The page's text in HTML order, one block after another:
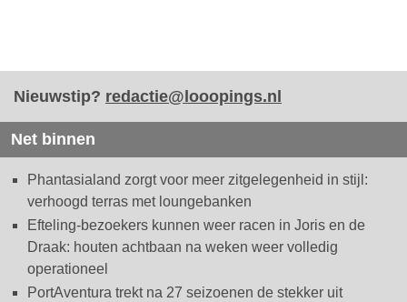
Nieuwstip? redactie@looopings.nl
Net binnen
Phantasialand zorgt voor meer zitgelegenheid in stijl:
verhoogd terras met loungebanken
Efteling-bezoekers kunnen weer racen in Joris en de
Draak: houten achtbaan na weken weer volledig
operationeel
PortAventura trekt na 27 seizoenen de stekker uit